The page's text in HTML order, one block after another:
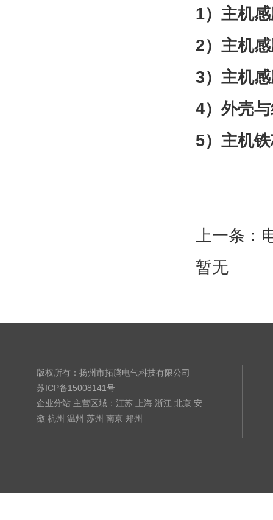
1）主机
2）主机
3）主机
4）外壳
5）主机
上一条：
暂无
版权所有：扬州市拓腾电气科技有限公司
苏ICP备15008141号
企业分站 主营区域： 江苏 上海 浙江 北京 安
徽 杭州 温州 苏州 南京 郑州